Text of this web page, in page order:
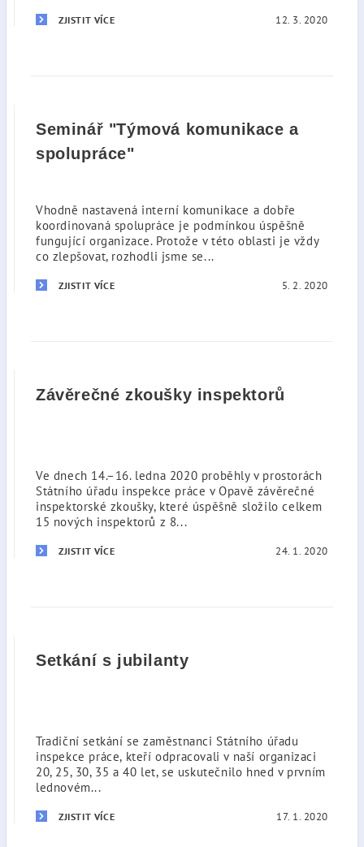
ZJISTIT VÍCE 12. 3. 2020
Seminář "Týmová komunikace a
spolupráce"
Vhodně nastavená interní komunikace a dobře
koordinovaná spolupráce je podmínkou úspěšně
fungující organizace. Protože v této oblasti je vždy
co zlepšovat, rozhodli jsme se...
ZJISTIT VÍCE 5. 2. 2020
Závěrečné zkoušky inspektorů
Ve dnech 14.–16. ledna 2020 proběhly v prostorách
Státního úřadu inspekce práce v Opavě závěrečné
inspektorské zkoušky, které úspěšně složilo celkem
15 nových inspektorů z 8...
ZJISTIT VÍCE 24. 1. 2020
Setkání s jubilanty
Tradiční setkání se zaměstnanci Státního úřadu
inspekce práce, kteří odpracovali v naší organizaci
20, 25, 30, 35 a 40 let, se uskutečnilo hned v prvním
lednovém...
ZJISTIT VÍCE 17. 1. 2020